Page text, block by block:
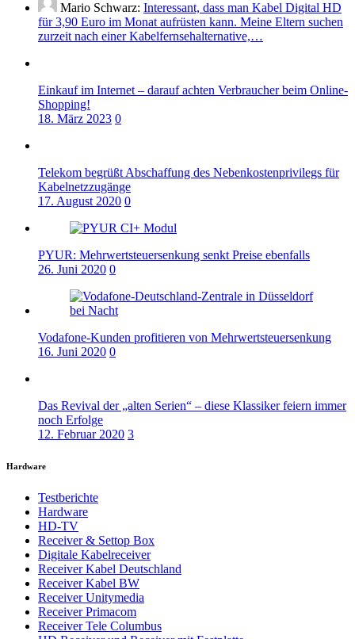
Mario Schwarz: Interessant, dass man Kabel Digital HD
für 3,90 Euro im Monat aufrüsten kann. Meine Eltern suchen
zurzeit nach einer Kabelfernsehalternative,…
Einkauf im Internet – darauf achten Verbraucher beim Online-
Shopping!
18. März 2023 0
Telekom begrüßt Abschaffung des Nebenkostenprivilegs für
Kabelnetzzugänge
17. August 2020 0
PYUR: Mehrwertsteuersenkung senkt Preise ebenfalls
26. Juni 2020 0
Vodafone-Kunden profitieren von Mehrwertsteuersenkung
16. Juni 2020 0
Das Revival der „alten Serien“ – diese Klassiker feiern immer
noch Erfolge
12. Februar 2020 3
Hardware
Testberichte
Hardware
HD-TV
Receiver & Settop Box
Digitale Kabelreceiver
Receiver Kabel Deutschland
Receiver Kabel BW
Receiver Unitymedia
Receiver Primacom
Receiver Tele Columbus